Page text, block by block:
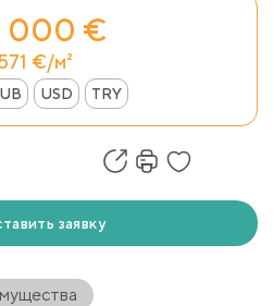
000 €
€/м²
USD TRY
заявку